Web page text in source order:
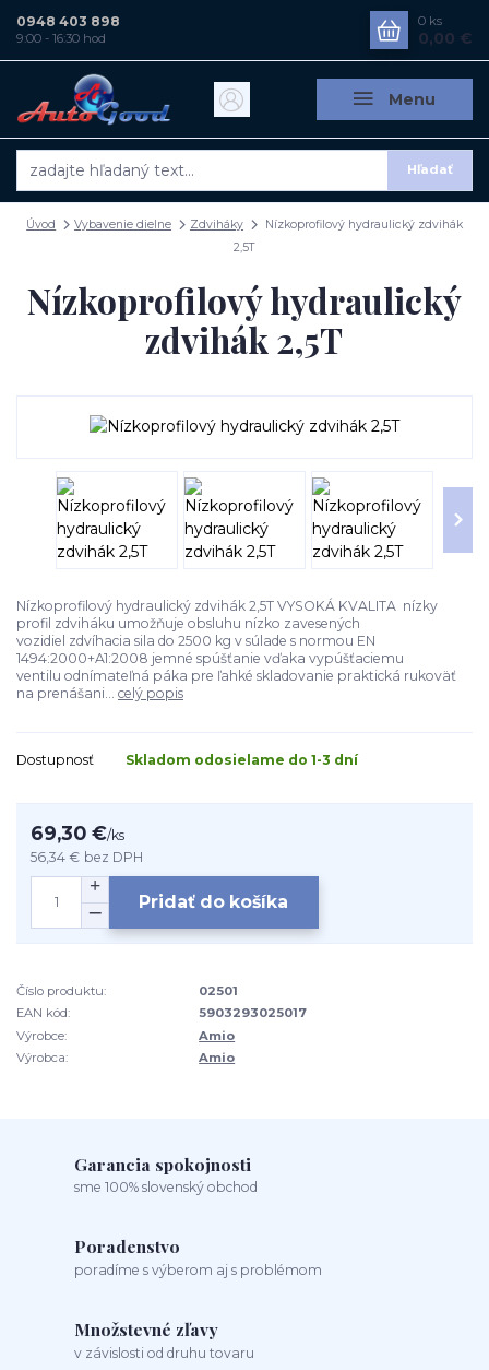
Menu
Hľadať
0948 403 898
9:00 - 16:30 hod
0 ks
0,00 €
Úvod Vybavenie dielne Zdviháky
Nízkoprofilový hydraulický zdvihák
2,5T
Nízkoprofilový hydraulický
zdvihák 2,5T
Nízkoprofilový hydraulický zdvihák 2,5T VYSOKÁ KVALITA nízky
profil zdviháku umožňuje obsluhu nízko zavesených
vozidiel zdvíhacia sila do 2500 kg v súlade s normou EN
1494:2000+A1:2008 jemné spúšťanie vďaka vypúšťaciemu
ventilu odnímateľná páka pre ľahké skladovanie praktická rukoväť
na prenášani... celý popis
Dostupnosť Skladom odosielame do 1-3 dní
69,30 €/ks
56,34 € bez DPH
Pridať do košíka
Číslo produktu:
02501
EAN kód:
5903293025017
Výrobce:
Amio
Výrobca:
Amio
Garancia spokojnosti
sme 100% slovenský obchod
Poradenstvo
poradíme s výberom aj s problémom
Množstevné zľavy
v závislosti od druhu tovaru